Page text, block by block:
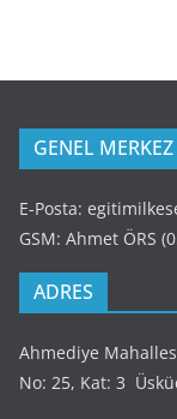
GENEL
E-Posta:
GSM: Ahmet ÖRS
ADRES
Ahmediye
No: 25, Kat: 3